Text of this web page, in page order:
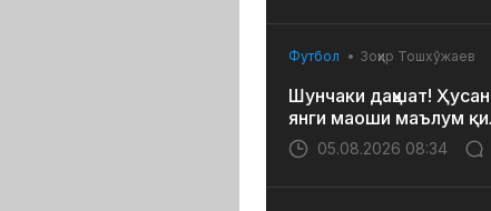
Футбол Зоҳир Тошхўжаев
Шунчаки даҳшат!
янги маоши маълум
05.08.2026 08:34